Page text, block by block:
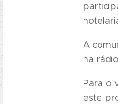
A
na
Para o
este